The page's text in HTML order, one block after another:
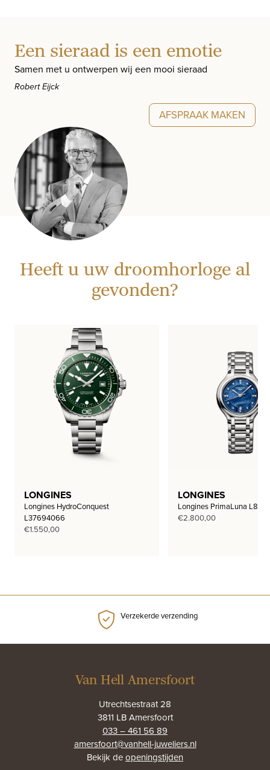
Een sieraad is een emotie
Samen met u ontwerpen wij een mooi sieraad
Robert Eijck
AFSPRAAK MAKEN
Heeft u uw droomhorloge al
gevonden?
LONGINES
Longines HydroConquest
L37694066
€1.550,00
LONGINES
Longines PrimaLuna
€2.800,00
Verzekerde verzending
Van Hell Amersfoort
Utrechtsestraat 28
3811 LB Amersfoort
033 – 461 56 89
amersfoort@vanhell-juweliers.nl
Bekijk deopeningstijden